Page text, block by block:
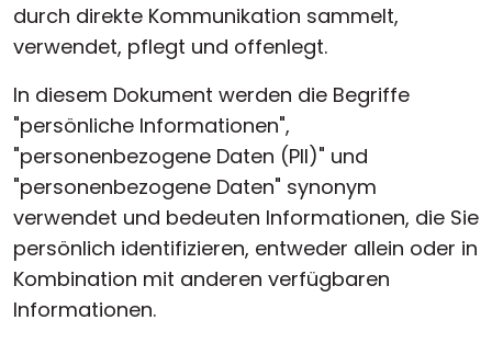
durch direkte Kommunikation sammelt,
verwendet, pflegt und offenlegt.
In diesem Dokument werden die Begriffe
"persönliche Informationen",
"personenbezogene Daten (PII)" und
"personenbezogene Daten" synonym
verwendet und bedeuten Informationen, die Sie
persönlich identifizieren, entweder allein oder in
Kombination mit anderen verfügbaren
Informationen.